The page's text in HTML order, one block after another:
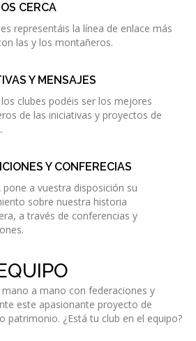
CERCA
representáis la línea de enlace más
las y los montañeros.
Y MENSAJES
clubes podéis ser los mejores
de las iniciativas y proyectos de
Y CONFERECIAS
pone a vuestra disposición su
sobre nuestra historia
a través de conferencias y
a mano con federaciones y
este apasionante proyecto de
patrimonio. ¿Está tu club en el equipo?